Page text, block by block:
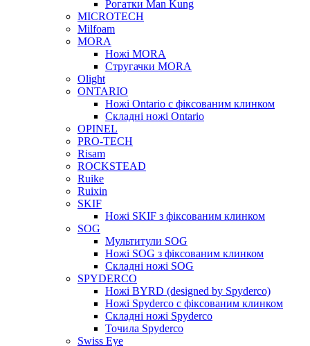
Рогатки Man Kung
MICROTECH
Milfoam
MORA
Ножі MORA
Стругачки MORA
Olight
ONTARIO
Ножі Ontario c фіксованим клинком
Складні ножі Ontario
OPINEL
PRO-TECH
Risam
ROCKSTEAD
Ruike
Ruixin
SKIF
Ножі SKIF з фіксованим клинком
SOG
Мультитули SOG
Ножі SOG з фіксованим клинком
Складні ножі SOG
SPYDERCO
Ножі BYRD (designed by Spyderco)
Ножі Spyderco c фіксованим клинком
Складні ножі Spyderco
Точила Spyderco
Swiss Eye